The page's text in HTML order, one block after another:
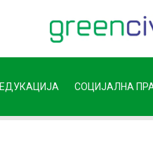
ЕДУКАЦИЈА СОЦИЈАЛНА